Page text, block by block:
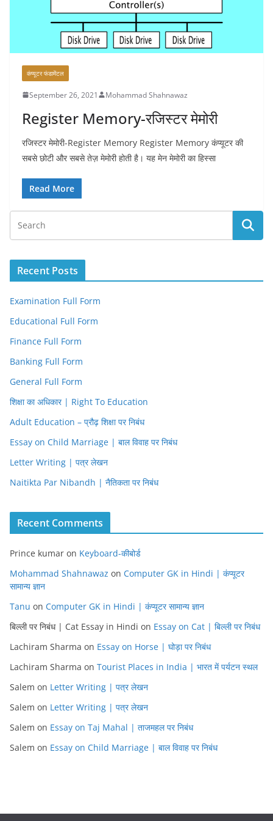
कंप्यूटर फंडामेंटल
September 26, 2021 Mohammad Shahnawaz
Register Memory-रजिस्टर मेमोरी
रजिस्टर मेमोरी-Register Memory Register Memory कंप्यूटर की
सबसे छोटी और सबसे तेज़ मेमोरी होती है। यह मेन मेमोरी का हिस्सा
Read More
Recent Posts
Examination Full Form
Educational Full Form
Finance Full Form
Banking Full Form
General Full Form
शिक्षा का अधिकार | Right To Education
Adult Education – प्रौढ़ शिक्षा पर निबंध
Essay on Child Marriage | बाल विवाह पर निबंध
Letter Writing | पत्र लेखन
Naitikta Par Nibandh | नैतिकता पर निबंध
Recent Comments
Prince kumar on Keyboard-कीबोर्ड
Mohammad Shahnawaz on Computer GK in Hindi | कंप्यूटर
सामान्य ज्ञान
Tanu on Computer GK in Hindi | कंप्यूटर सामान्य ज्ञान
बिल्ली पर निबंध | Cat Essay in Hindi on Essay on Cat | बिल्ली पर निबंध
Lachiram Sharma on Essay on Horse | घोड़ा पर निबंध
Lachiram Sharma on Tourist Places in India | भारत में पर्यटन स्थल
Salem on Letter Writing | पत्र लेखन
Salem on Letter Writing | पत्र लेखन
Salem on Essay on Taj Mahal | ताजमहल पर निबंध
Salem on Essay on Child Marriage | बाल विवाह पर निबंध